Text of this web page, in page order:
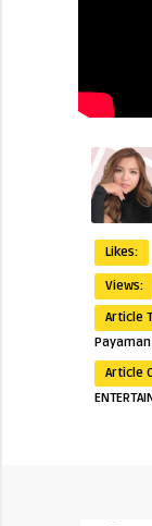
Likes:
Views:
Article
Payaman
Article